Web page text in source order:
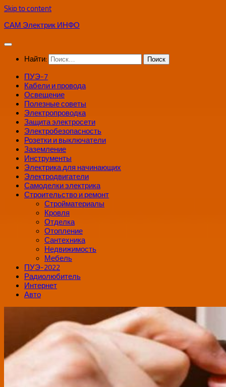
Skip to content
САМ Электрик ИНФО
Найти:
ПУЭ-7
Кабели и провода
Освещение
Полезные советы
Электропроводка
Защита электросети
Электробезопасность
Розетки и выключатели
Заземление
Инструменты
Электрика для начинающих
Электродвигатели
Самоделки электрика
Строительство и ремонт
Стройматериалы
Кровля
Отделка
Отопление
Сантехника
Недвижимость
Мебель
ПУЭ-2022
Радиолюбитель
Интернет
Авто